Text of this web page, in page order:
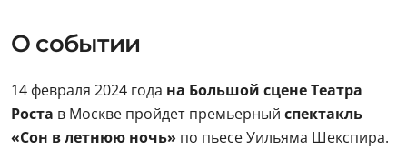
О событии
14 февраля 2024 года на Большой сцене Театра
Роста в Москве пройдет премьерный спектакль
«Сон в летнюю ночь» по пьесе Уильяма Шекспира.